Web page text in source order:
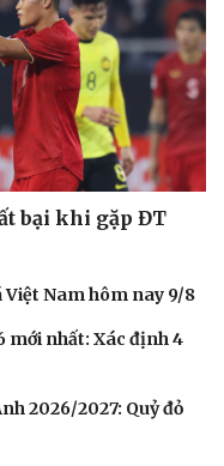
bại khi gặp ĐT
Nam hôm nay 9/8
mới nhất: Xác định 4
2026/2027: Quỷ đỏ